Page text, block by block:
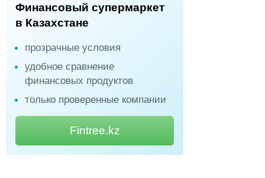
Финансовый супермаркет
в Казахстане
прозрачные условия
удобное сравнение
финансовых продуктов
только проверенные компании
Fintree.kz